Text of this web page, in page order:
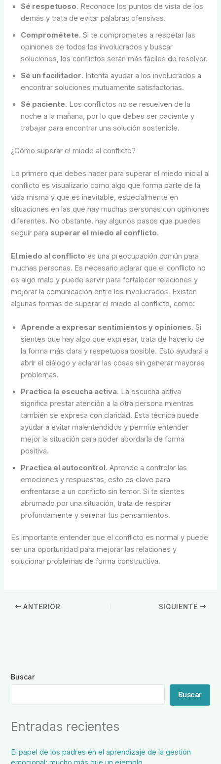
Sé respetuoso. Reconoce los puntos de vista de los
demás y trata de evitar palabras ofensivas.
Comprométete. Si te comprometes a respetar las
opiniones de todos los involucrados y buscar
soluciones, los conflictos serán más fáciles de resolver.
Sé un facilitador. Intenta ayudar a los involucrados a
encontrar soluciones mutuamente satisfactorias.
Sé paciente. Los conflictos no se resuelven de la
noche a la mañana, por lo que debes ser paciente y
trabajar para encontrar una solución sostenible.
¿Cómo superar el miedo al conflicto?
Lo primero que debes hacer para superar el miedo inicial al
conflicto es visualizarlo como algo que forma parte de la
vida misma y que es inevitable, especialmente en
situaciones en las que hay muchas personas con opiniones
diferentes. No obstante, hay algunos pasos que puedes
seguir para superar el miedo al conflicto.
El miedo al conflicto es una preocupación común para
muchas personas. Es necesario aclarar que el conflicto no
es algo malo y puede servir para fortalecer relaciones y
mejorar la comunicación entre los involucrados. Existen
algunas formas de superar el miedo al conflicto, como:
Aprende a expresar sentimientos y opiniones. Si
sientes que hay algo que expresar, trata de hacerlo de
la forma más clara y respetuosa posible. Esto ayudará a
abrir el diálogo y aclarar las cosas sin generar mayores
problemas.
Practica la escucha activa. La escucha activa
significa prestar atención a la otra persona mientras
también se expresa con claridad. Esta técnica puede
ayudar a evitar malentendidos y permite entender
mejor la situación para poder abordarla de forma
positiva.
Practica el autocontrol. Aprende a controlar las
emociones y respuestas, esto es clave para
enfrentarse a un conflicto sin temor. Si te sientes
abrumado por una situación, trata de respirar
profundamente y serenar tus pensamientos.
Es importante entender que el conflicto es normal y puede
ser una oportunidad para mejorar las relaciones y
solucionar problemas de forma constructiva.
ANTERIOR SIGUIENTE
Buscar
Buscar
Entradas recientes
El papel de los padres en el aprendizaje de la gestión